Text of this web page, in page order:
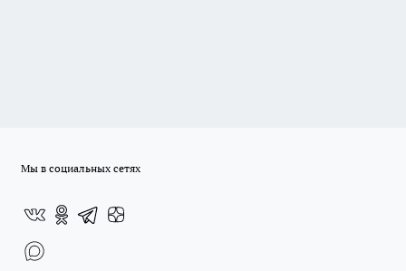
Мы в социальных сетях